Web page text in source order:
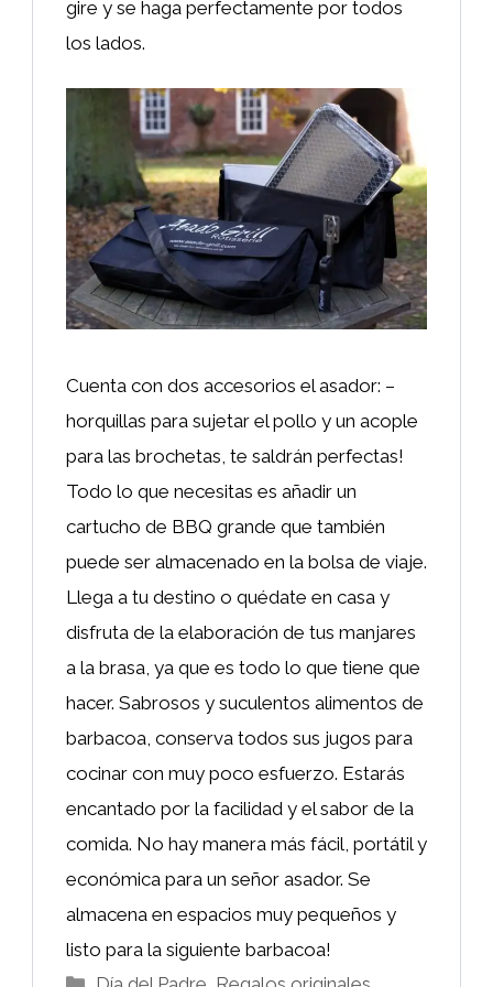
gire y se haga perfectamente por todos
los lados.
Cuenta con dos accesorios el asador: –
horquillas para sujetar el pollo y un acople
para las brochetas, te saldrán perfectas!
Todo lo que necesitas es añadir un
cartucho de BBQ grande que también
puede ser almacenado en la bolsa de viaje.
Llega a tu destino o quédate en casa y
disfruta de la elaboración de tus manjares
a la brasa, ya que es todo lo que tiene que
hacer. Sabrosos y suculentos alimentos de
barbacoa, conserva todos sus jugos para
cocinar con muy poco esfuerzo. Estarás
encantado por la facilidad y el sabor de la
comida. No hay manera más fácil, portátil y
económica para un señor asador. Se
almacena en espacios muy pequeños y
listo para la siguiente barbacoa!
Categorías